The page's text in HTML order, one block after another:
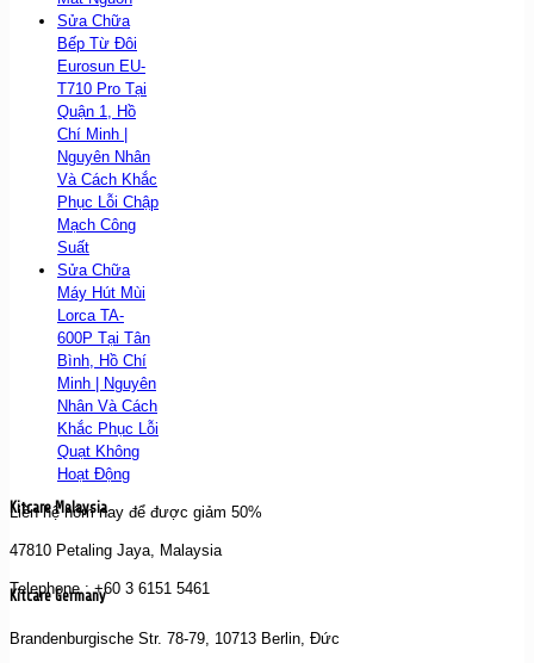
Sửa Chữa
Bếp Từ Đôi
Eurosun EU-
T710 Pro Tại
Quận 1, Hồ
Chí Minh |
Nguyên Nhân
Và Cách Khắc
Phục Lỗi Chập
Mạch Công
Suất
Sửa Chữa
Máy Hút Mùi
Lorca TA-
600P Tại Tân
Bình, Hồ Chí
Minh | Nguyên
Nhân Và Cách
Khắc Phục Lỗi
Quạt Không
Hoạt Động
Liên hệ hôm nay để được giảm 50%
Kitcare Malaysia
47810 Petaling Jaya, Malaysia
Telephone : +60 3 6151 5461
Kitcare Germany
Brandenburgische Str. 78-79, 10713 Berlin, Đức